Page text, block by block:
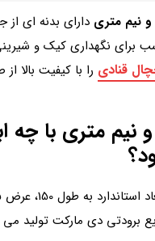
نیم متری دارای بدنه ای
برای نگهداری کیک و
قنادی را با کیفیت بالا
نیم متری با چه
برودتی دی مارکت تولید